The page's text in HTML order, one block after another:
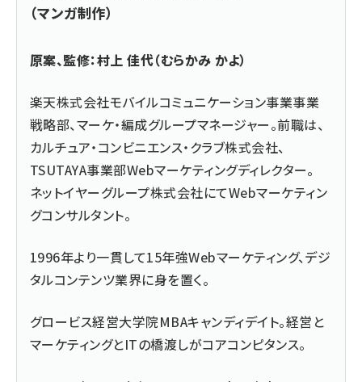
（マンガ制作）
原案、監修：村上 佳代（むらかみ かよ）
楽天株式会社モバイルコミュニケーション事業事業
戦略部、マーケ・編成グループマネージャー。前職は、
カルチュア・コンビニエンス・クラブ株式会社、
TSUTAYA事業部Webマーケティングディレクター。
ネットイヤーグループ株式会社にてWebマーケティン
グコンサルタント。
1996年より一貫して15年強Webマーケティング、デジ
タルコンテンツ業界に身を置く。
グロービス経営大学院MBAキャンディデイト。経営と
マーケティングとITの橋渡しがコアコンピタンス。